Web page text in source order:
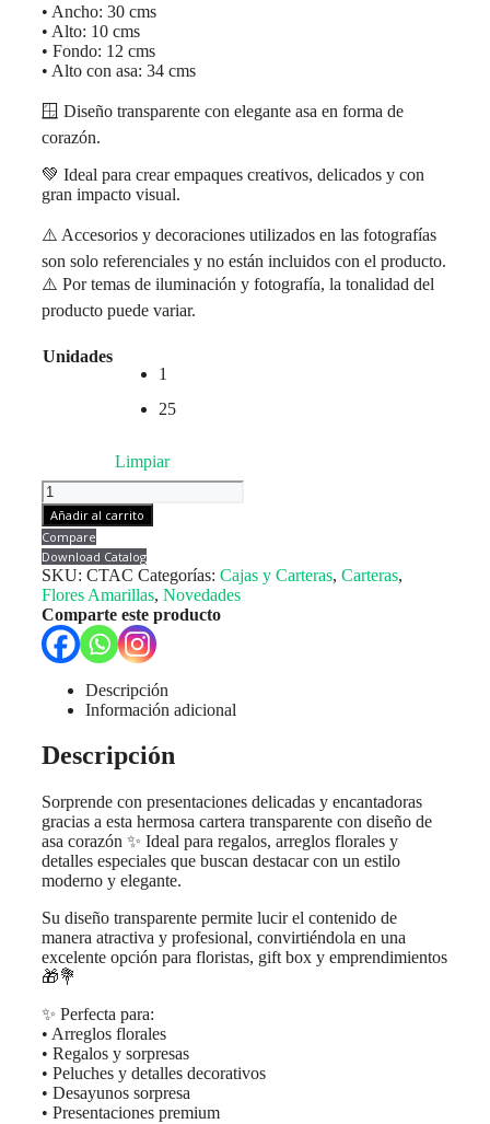
• Ancho: 30 cms
• Alto: 10 cms
• Fondo: 12 cms
• Alto con asa: 34 cms
🪟 Diseño transparente con elegante asa en forma de
corazón.
💚 Ideal para crear empaques creativos, delicados y con
gran impacto visual.
⚠️ Accesorios y decoraciones utilizados en las fotografías
son solo referenciales y no están incluidos con el producto.
⚠️ Por temas de iluminación y fotografía, la tonalidad del
producto puede variar.
Unidades
1
25
Limpiar
Cartera
Transparente
Asa
Corazón
cantidad
Añadir al carrito
Compare
Download Catalog
SKU: CTAC Categorías: Cajas y Carteras, Carteras,
Flores Amarillas, Novedades
Comparte este producto
Descripción
Información adicional
Descripción
Sorprende con presentaciones delicadas y encantadoras
gracias a esta hermosa cartera transparente con diseño de
asa corazón ✨ Ideal para regalos, arreglos florales y
detalles especiales que buscan destacar con un estilo
moderno y elegante.
Su diseño transparente permite lucir el contenido de
manera atractiva y profesional, convirtiéndola en una
excelente opción para floristas, gift box y emprendimientos
🎁💐
✨ Perfecta para:
• Arreglos florales
• Regalos y sorpresas
• Peluches y detalles decorativos
• Desayunos sorpresa
• Presentaciones premium